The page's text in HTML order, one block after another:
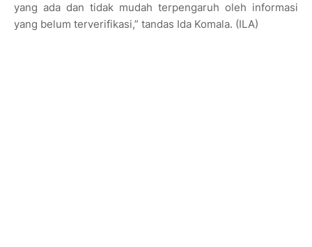
yang ada dan tidak mudah terpengaruh oleh informasi
yang belum terverifikasi,” tandas Ida Komala. (ILA)